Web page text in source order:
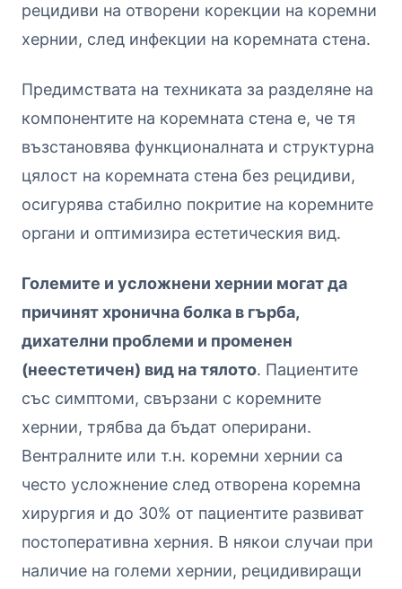
рецидиви на отворени корекции на коремни
хернии, след инфекции на коремната стена.
Предимствата на техниката за разделяне на
компонентите на коремната стена е, че тя
възстановява функционалната и структурна
цялост на коремната стена без рецидиви,
осигурява стабилно покритие на коремните
органи и оптимизира естетическия вид.
Големите и усложнени хернии могат да
причинят хронична болка в гърба,
дихателни проблеми и променен
(неестетичен) вид на тялото. Пациентите
със симптоми, свързани с коремните
хернии, трябва да бъдат оперирани.
Вентралните или т.н. коремни хернии са
често усложнение след отворена коремна
хирургия и до 30% от пациентите развиват
постоперативна херния. В някои случаи при
наличие на големи хернии, рецидивиращи